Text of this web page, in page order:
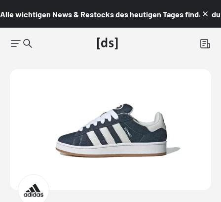
Alle wichtigen News & Restocks des heutigen Tages findest du